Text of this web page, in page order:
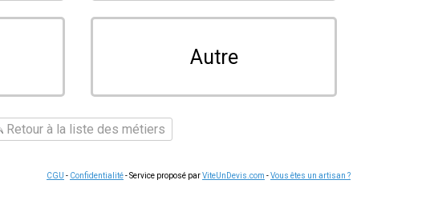
Autre
Retour à la liste des métiers
CGU - Confidentialité- Service proposé parViteUnDevis.com -Vous êtes un artisan ?